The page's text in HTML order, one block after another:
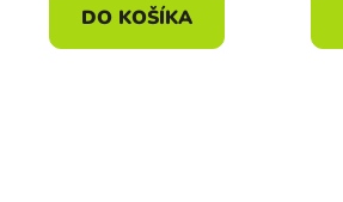
DO KOŠÍKA